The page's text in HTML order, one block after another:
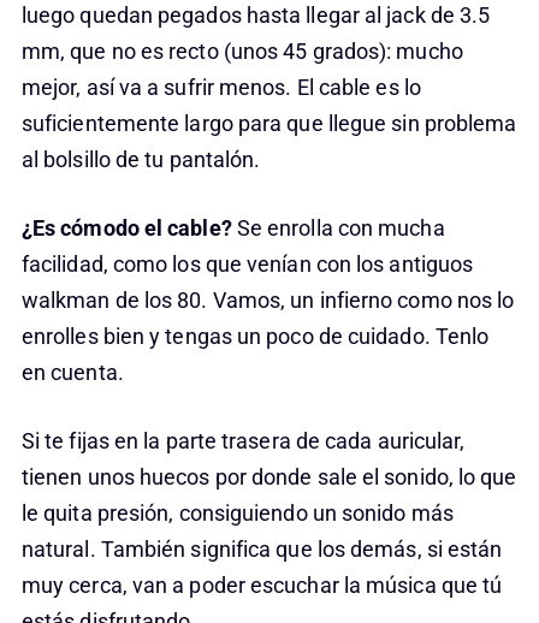
luego quedan pegados hasta llegar al jack de 3.5
mm, que no es recto (unos 45 grados): mucho
mejor, así va a sufrir menos. El cable es lo
suficientemente largo para que llegue sin problema
al bolsillo de tu pantalón.
¿Es cómodo el cable?Se enrolla con mucha
facilidad, como los que venían con los antiguos
walkman de los 80. Vamos, un infierno como nos lo
enrolles bien y tengas un poco de cuidado. Tenlo
en cuenta.
Si te fijas en la parte trasera de cada auricular,
tienen unos huecos por donde sale el sonido, lo que
le quita presión, consiguiendo un sonido más
natural. También significa que los demás, si están
muy cerca, van a poder escuchar la música que tú